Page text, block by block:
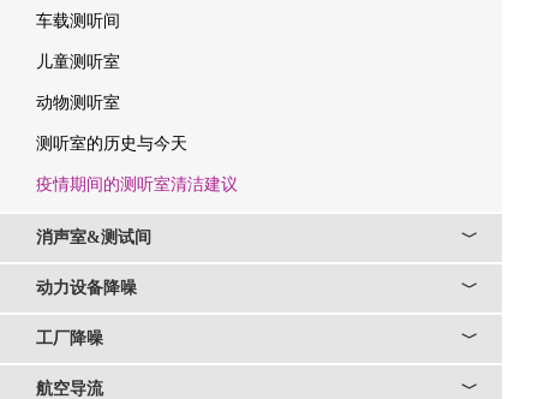
车载测听间
儿童测听室
动物测听室
测听室的历史与今天
疫情期间的测听室清洁建议
﹀
消声室&测试间
﹀
动力设备降噪
﹀
工厂降噪
﹀
航空导流